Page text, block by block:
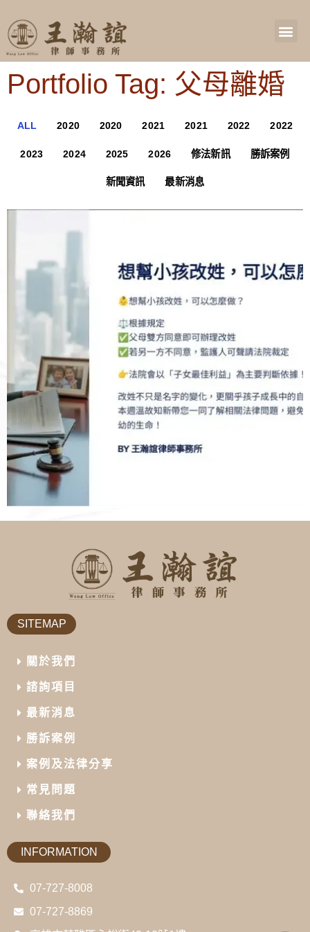
Portfolio Tag: 父母離婚
ALL 2020 2020 2021 2021 2022 2022
2023 2024 2025 2026 修法新訊 勝訴案例
新聞資訊 最新消息
SITEMAP
關於我們
諮詢項目
最新消息
勝訴案例
案例及法律分享
常見問題
聯絡我們
INFORMATION
07-727-8008
07-727-8869